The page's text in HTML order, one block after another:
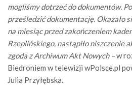
mogliśmy dotrzeć do dokumentów.
prześledzić dokumentację. Okazało
na miesiąc przed zakończeniem
Rzeplińskiego, nastąpiło niszczenie
zgoda z Archiwum Akt Nowych –w
Biedroniem w telewizji wPolsce.pl
Julia Przyłębska.